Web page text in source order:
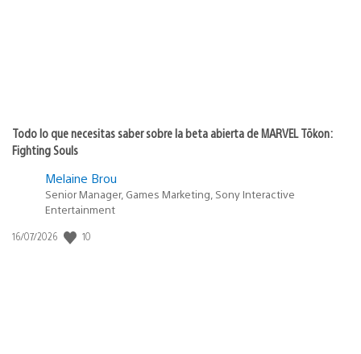
Todo lo que necesitas saber sobre la beta abierta de MARVEL Tōkon:
Fighting Souls
Melaine Brou
Senior Manager, Games Marketing, Sony Interactive
Entertainment
Fecha
16/07/2026 10